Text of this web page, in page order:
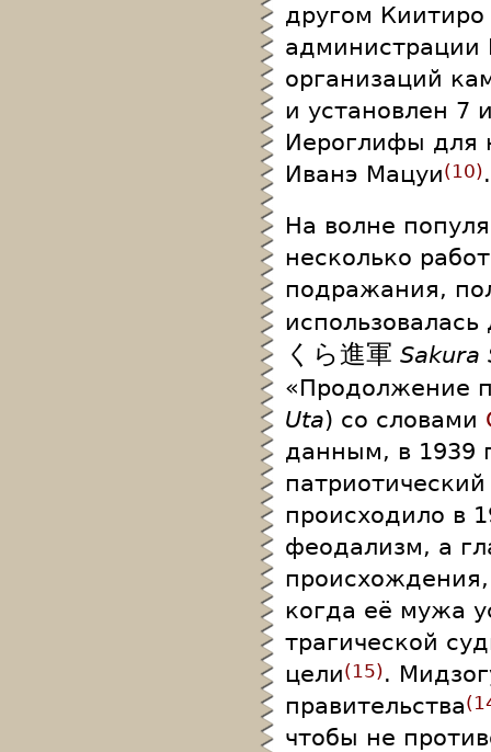
другом Киитиро
администрации
организаций
и установлен 7
Иероглифы для
Иванэ Мацуи 10 .
На волне
несколько
подражания,
くら進軍 Sakura
«Продолжение
Uta) со словами
данным, в 1939
происходило в
феодализм, а
когда её мужа
трагической
цели 15 .
правительства
чтобы не